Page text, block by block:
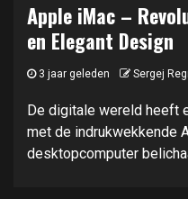
Apple iMac –
en Elegant Design
3 jaar geleden Sergej
De digitale wereld heeft
met de indrukwekkende
desktopcomputer